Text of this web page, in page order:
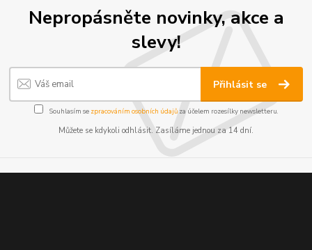
Nepropásněte novinky, akce a
slevy!
Přihlásit se
Souhlasím se zpracováním osobních údajůza účelem rozesílky newsletteru.
Můžete se kdykoli odhlásit. Zasíláme jednou za 14 dní.